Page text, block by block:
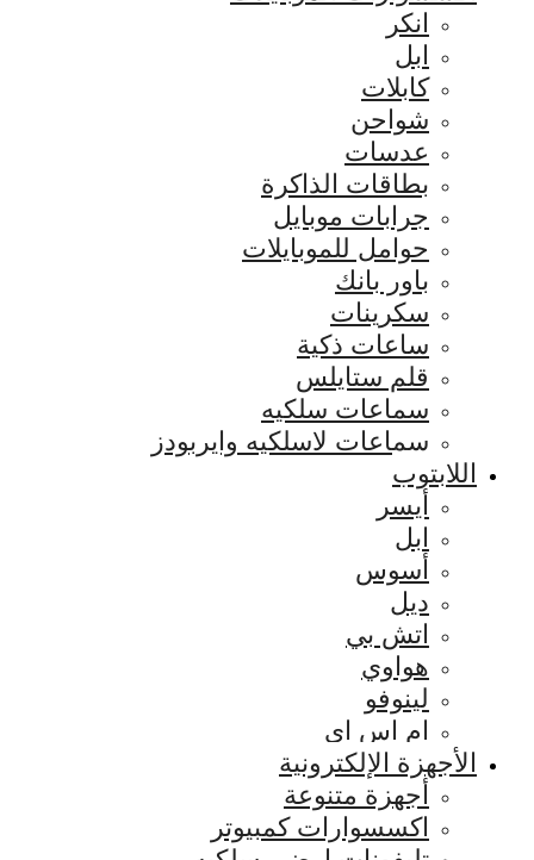
انكر
ابل
كابلات
شواحن
عدسات
بطاقات الذاكرة
جرابات موبايل
حوامل للموبايلات
باور بانك
سكرينات
ساعات ذكية
قلم ستايلس
سماعات سلكيه
سماعات لاسلكيه وايربودز
اللابتوب
أيسر
ابل
أسوس
ديل
اتش بي
هواوي
لينوفو
ام اس اي
الأجهزة الإلكترونية
أجهزة متنوعة
اكسسوارات كمبيوتر